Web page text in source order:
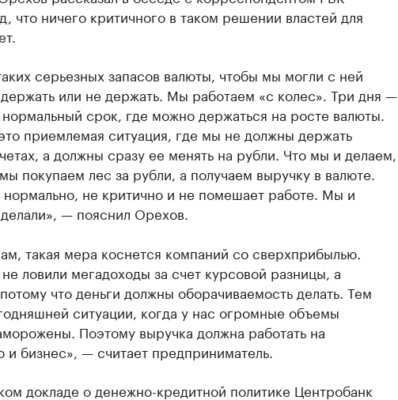
что ничего критичного в таком решении властей для
серьезных запасов валюты, чтобы мы могли с ней
или не держать. Мы работаем «с колес». Три дня —
срок, где можно держаться на росте валюты.
приемлемая ситуация, где мы не должны держать
а должны сразу ее менять на рубли. Что мы и делаем,
покупаем лес за рубли, а получаем выручку в валюте.
нормально, не критично и не помешает работе. Мы и
— пояснил Орехов.
такая мера коснется компаний со сверхприбылью.
ловили мегадоходы за счет курсовой разницы, а
что деньги должны оборачиваемость делать. Тем
ситуации, когда у нас огромные объемы
Поэтому выручка должна работать на
и бизнес», — считает предприниматель.
докладе о денежно-кредитной политике Центробанк